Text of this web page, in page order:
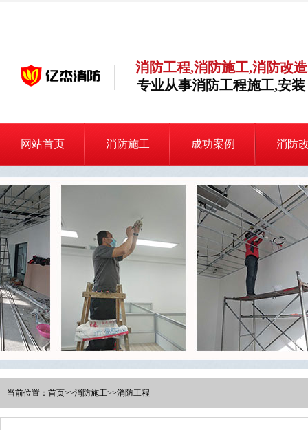
消防工程,消防施工,消防改造
专业从事消防工程施工,安装
网站首页 消防施工 成功案例 消防
当前位置： 首页>>消防施工>>消防工程